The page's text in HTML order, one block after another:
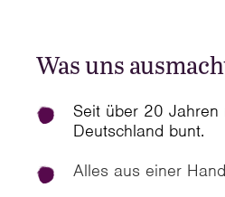
Was uns
Seit über 20 Jahren
Deutschland bunt.
Alles aus einer